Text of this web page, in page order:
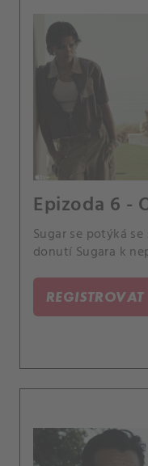
Epizoda 6 -
Sugar se potýká
donutí Sugara k
REGISTROVAT